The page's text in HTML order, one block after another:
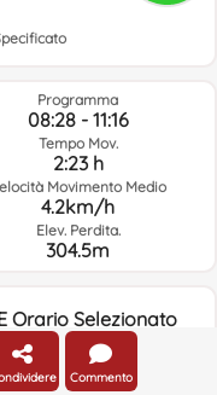
Programma
08:28 - 11:16
Tempo Mov.
2:23 h
Movimento Medio
4.2km/h
Elev. Perdita.
304.5m
Orario Selezionato
Commento